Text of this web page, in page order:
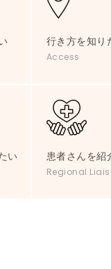
行き方を知り
Access
い 患者さんを紹
Regional